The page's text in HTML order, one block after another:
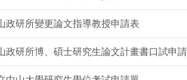
政研所變更論文指導教授申請表
政研所博、碩士研究生論文計畫書口試申